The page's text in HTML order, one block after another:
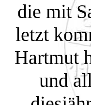
die mit
letzt
Hartmut
und